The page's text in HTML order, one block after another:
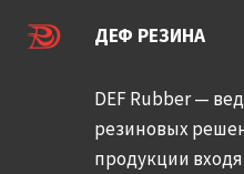
ДЕФ РЕЗИНА
DEF Rubber —
резиновых
продукции